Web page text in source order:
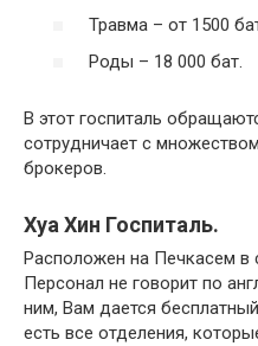
Травма – от 1500
Роды – 18 000 бат.
В этот госпиталь
сотрудничает с
брокеров.
Хуа Хин Госпиталь.
Расположен на Печкасем в
Персонал не говорит по
ним, Вам дается
есть все отделения,